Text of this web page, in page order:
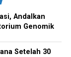
Andalkan
Genomik
Setelah 30